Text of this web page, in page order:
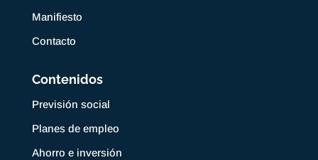
Manifiesto
Contacto
Contenidos
Previsión social
Planes de empleo
Ahorro e inversión